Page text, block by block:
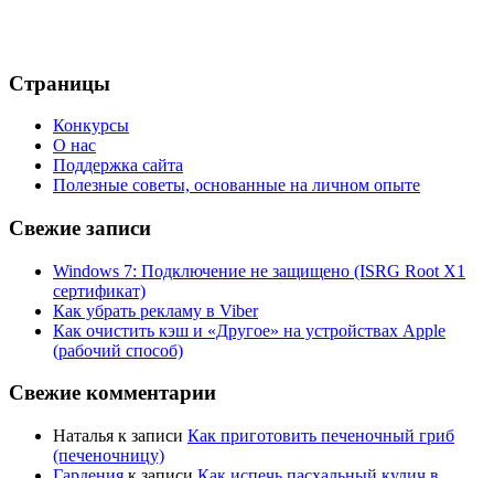
Страницы
Конкурсы
О нас
Поддержка сайта
Полезные советы, основанные на личном опыте
Свежие записи
Windows 7: Подключение не защищено (ISRG Root X1
сертификат)
Как убрать рекламу в Viber
Как очистить кэш и «Другое» на устройствах Apple
(рабочий способ)
Свежие комментарии
Наталья к записи Как приготовить печеночный гриб
(печеночницу)